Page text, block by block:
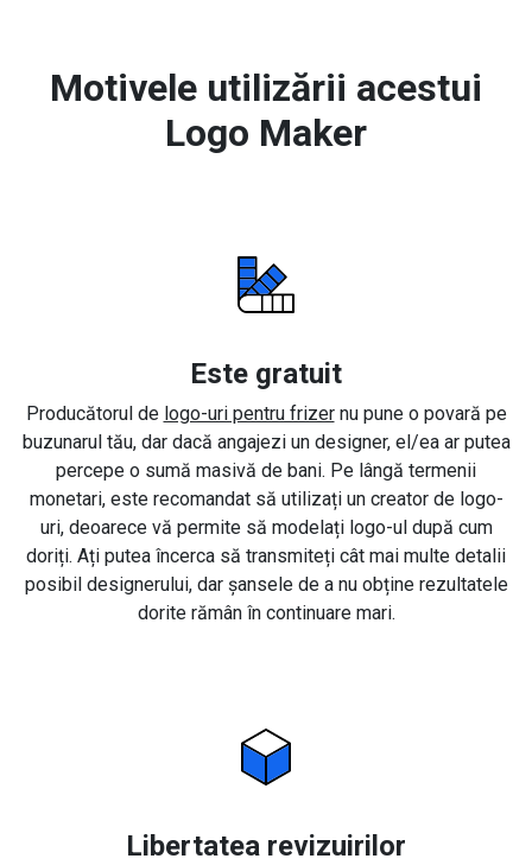
Motivele utilizării acestui
Logo Maker
Este gratuit
Producătorul de logo-uri pentru frizernu pune o povară pe
buzunarul tău, dar dacă angajezi un designer, el/ea ar putea
percepe o sumă masivă de bani. Pe lângă termenii
monetari, este recomandat să utilizați un creator de logo-
uri, deoarece vă permite să modelați logo-ul după cum
doriți. Ați putea încerca să transmiteți cât mai multe detalii
posibil designerului, dar șansele de a nu obține rezultatele
dorite rămân în continuare mari.
Libertatea revizuirilor